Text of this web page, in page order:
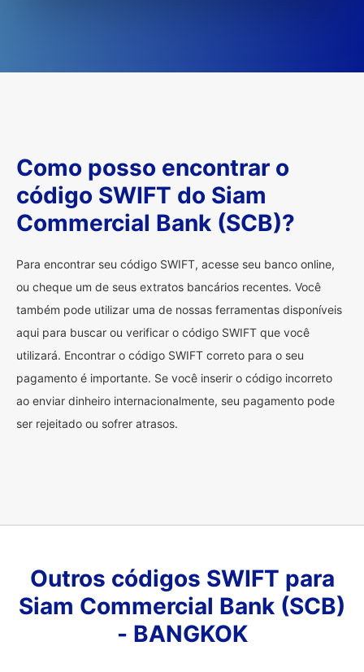
Como posso encontrar o
código SWIFT do Siam
Commercial Bank (SCB)?
Para encontrar seu código SWIFT, acesse seu banco online,
ou cheque um de seus extratos bancários recentes. Você
também pode utilizar uma de nossas ferramentas disponíveis
aqui para buscar ou verificar o código SWIFT que você
utilizará. Encontrar o código SWIFT correto para o seu
pagamento é importante. Se você inserir o código incorreto
ao enviar dinheiro internacionalmente, seu pagamento pode
ser rejeitado ou sofrer atrasos.
Outros códigos SWIFT para
Siam Commercial Bank (SCB)
- BANGKOK